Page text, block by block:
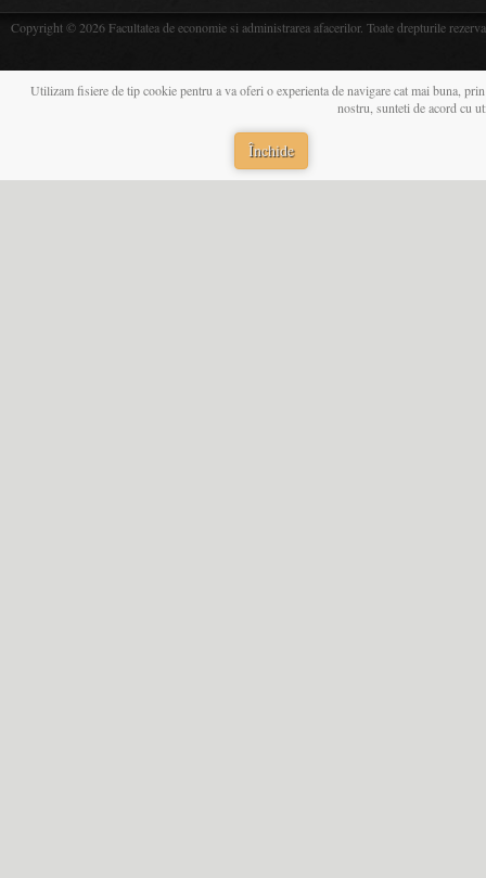
Copyright © 2026 Facultatea de economie si administrarea afacerilor. Toate drepturile
Utilizam fisiere de tip cookie pentru a va oferi o experienta de navigare cat mai buna,
nostru, sunteti de acord cu
Închide